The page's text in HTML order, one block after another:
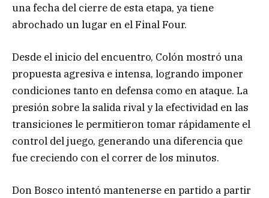
una fecha del cierre de esta etapa, ya tiene
abrochado un lugar en el Final Four.
Desde el inicio del encuentro, Colón mostró una
propuesta agresiva e intensa, logrando imponer
condiciones tanto en defensa como en ataque. La
presión sobre la salida rival y la efectividad en las
transiciones le permitieron tomar rápidamente el
control del juego, generando una diferencia que
fue creciendo con el correr de los minutos.
Don Bosco intentó mantenerse en partido a partir